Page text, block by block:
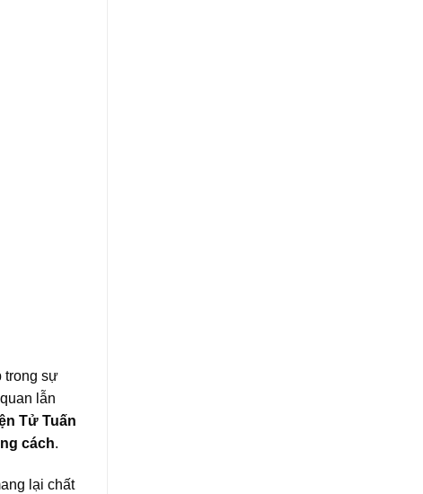
trong sự
lẫn
Tử Tuấn
cách.
lại chất